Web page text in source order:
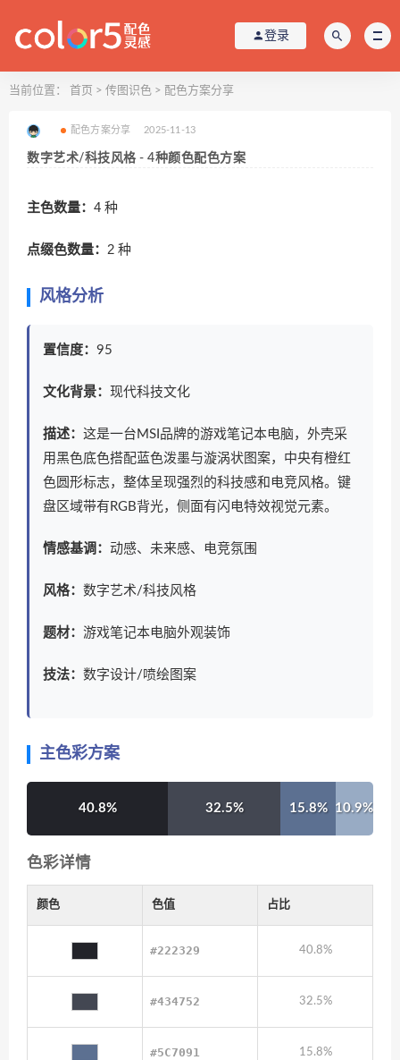
登录
当前位置： 首页 > 传图识色 > 配色方案分享
配色方案分享 2025-11-13
数字艺术/科技风格 - 4种颜色配色方案
主色数量： 4 种
点缀色数量： 2 种
风格分析
置信度： 95
文化背景： 现代科技文化
描述： 这是一台MSI品牌的游戏笔记本电脑，外壳采
用黑色底色搭配蓝色泼墨与漩涡状图案，中央有橙红
色圆形标志，整体呈现强烈的科技感和电竞风格。键
盘区域带有RGB背光，侧面有闪电特效视觉元素。
情感基调： 动感、未来感、电竞氛围
风格： 数字艺术/科技风格
题材： 游戏笔记本电脑外观装饰
技法： 数字设计/喷绘图案
主色彩方案
40.8% 32.5% 15.8% 10.9%
色彩详情
颜色 色值 占比
#222329 40.8%
#434752 32.5%
#5C7091 15.8%